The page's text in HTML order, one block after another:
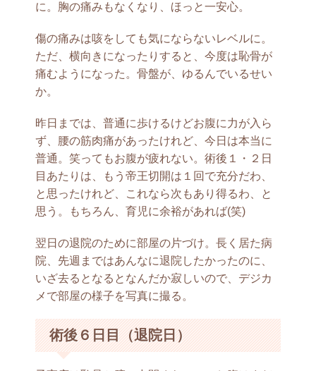
に。胸の痛みもなくなり、ほっと一安心。
傷の痛みは咳をしても気にならないレベルに。
ただ、横向きになったりすると、今度は恥骨が
痛むようになった。骨盤が、ゆるんでいるせい
か。
昨日までは、普通に歩けるけどお腹に力が入ら
ず、腰の筋肉痛があったけれど、今日は本当に
普通。笑ってもお腹が疲れない。術後１・２日
目あたりは、もう帝王切開は１回で充分だわ、
と思ったけれど、これなら次もあり得るわ、と
思う。もちろん、育児に余裕があれば(笑)
翌日の退院のために部屋の片づけ。長く居た病
院、先週まではあんなに退院したかったのに、
いざ去るとなるとなんだか寂しいので、デジカ
メで部屋の様子を写真に撮る。
術後６日目（退院日）